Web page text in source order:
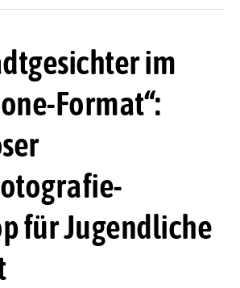
im
Format“:
für Jugendliche